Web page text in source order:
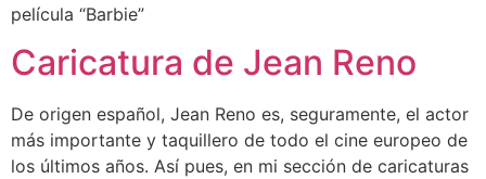
película “Barbie”
Caricatura de Jean Reno
De origen español, Jean Reno es, seguramente, el actor
más importante y taquillero de todo el cine europeo de
los últimos años. Así pues, en mi sección de caricaturas